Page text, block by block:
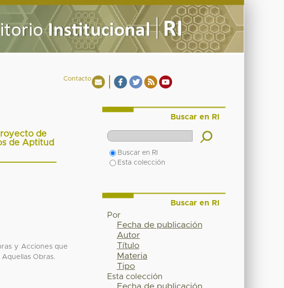
Contacto
de
de Aptitud
y Acciones que
Obras.
Buscar en RI
Buscar en RI
Esta colección
Buscar en RI
Por
Fecha de publicación
Autor
Título
Materia
Tipo
Esta colección